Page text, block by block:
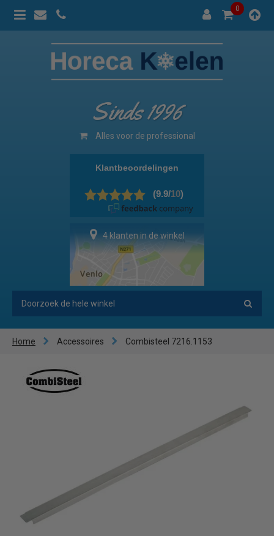
0
Sinds 1996
Alles voor de professional
4 klanten in de winkel
Home Accessoires Combisteel 7216.1153